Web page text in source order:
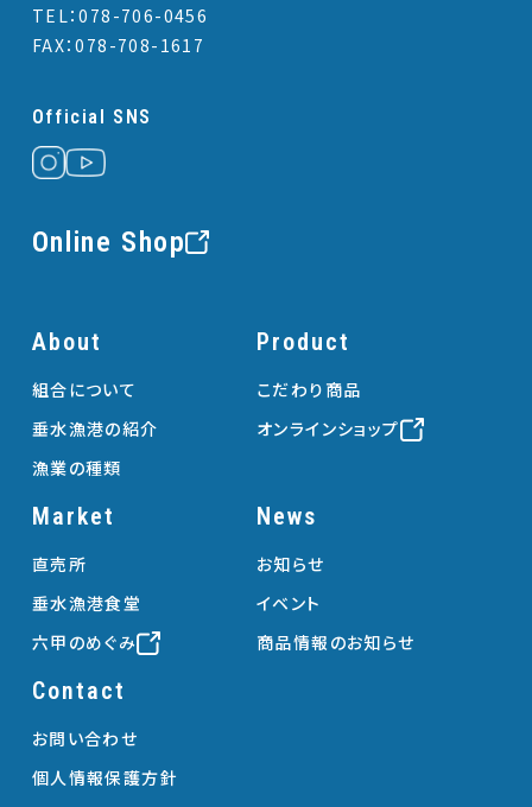
TEL：078-706-0456
FAX：078-708-1617
Official SNS
Online Shop
About
組合について
垂水漁港の紹介
漁業の種類
Product
こだわり商品
オンラインショップ
Market
直売所
垂水漁港食堂
六甲のめぐみ
News
お知らせ
イベント
商品情報のお知らせ
Contact
お問い合わせ
個人情報保護方針